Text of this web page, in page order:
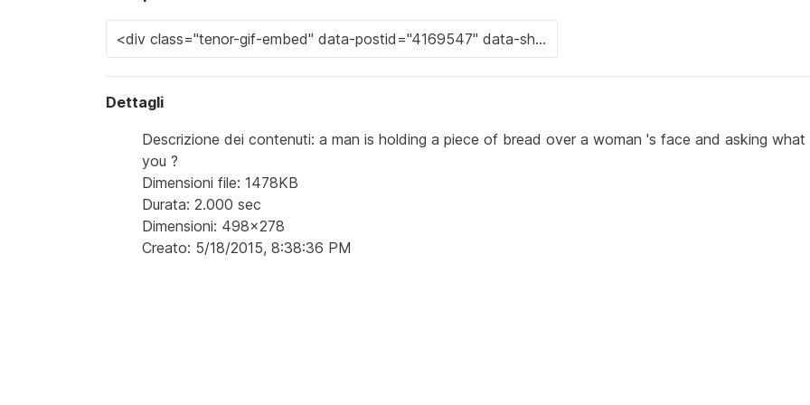
Dettagli
Descrizione dei contenuti: a man is holding a piece of bread over a woman 's face and asking what
you ?
Dimensioni file: 1478KB
Durata: 2.000 sec
Dimensioni: 498x278
Creato: 5/18/2015, 8:38:36 PM